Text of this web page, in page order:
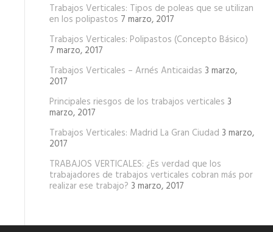
Trabajos Verticales: Tipos de poleas que se utilizan
en los polipastos 7 marzo, 2017
Trabajos Verticales: Polipastos (Concepto Básico)
7 marzo, 2017
Trabajos Verticales – Arnés Anticaidas 3 marzo,
2017
Principales riesgos de los trabajos verticales 3
marzo, 2017
Trabajos Verticales: Madrid La Gran Ciudad 3 marzo,
2017
TRABAJOS VERTICALES: ¿Es verdad que los
trabajadores de trabajos verticales cobran más por
realizar ese trabajo? 3 marzo, 2017